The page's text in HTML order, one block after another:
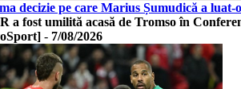
decizie pe care Marius Șumudică a
a fost umilită acasă de Tromso în
- 7/08/2026